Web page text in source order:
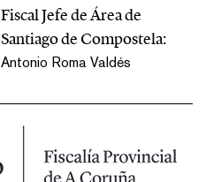
Fiscal Jefe de Área de
Santiago de Compostela:
Antonio Roma Valdés